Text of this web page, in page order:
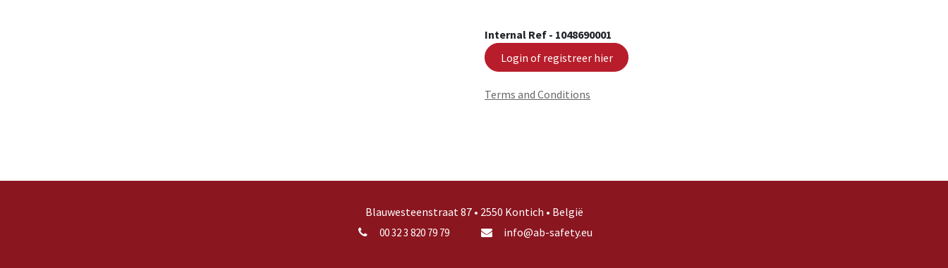
Internal Ref - 1048690001
Login of registreer hier
Terms and Conditions
Blauwesteenstraat 87 • 2550 Kontich • België
00 32 3 820 79 79 info@ab-safety.eu